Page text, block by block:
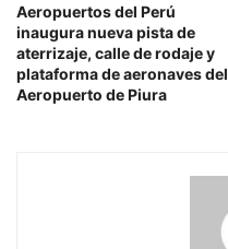
Aeropuertos del Perú
inaugura nueva pista de
aterrizaje, calle de rodaje y
plataforma de aeronaves del
Aeropuerto de Piura